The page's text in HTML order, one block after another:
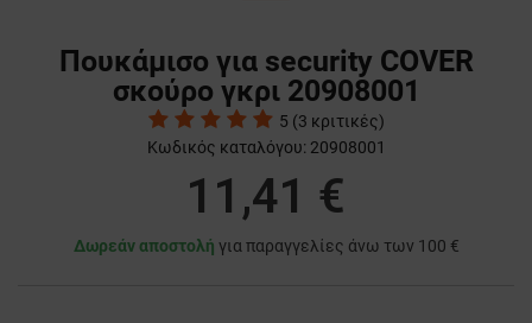
Πουκάμισο για security COVER
σκούρο γκρι 20908001
5 (3 κριτικές)
Κωδικός καταλόγου: 20908001
11,41 €
Δωρεάν αποστολή για παραγγελίες άνω των 100 €